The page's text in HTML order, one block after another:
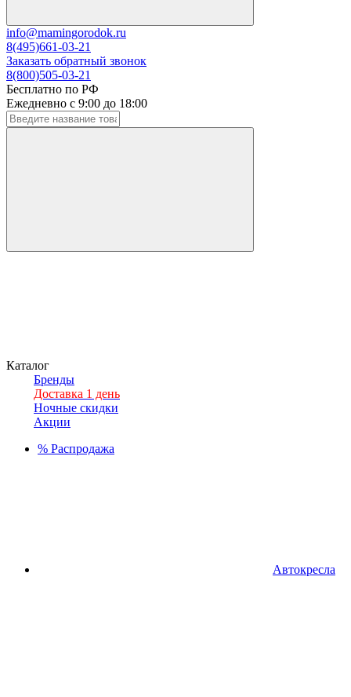
info@mamingorodok.ru
8(495)661-03-21
Заказать обратный звонок
8(800)505-03-21
Бесплатно по РФ
Ежедневно с 9:00 до 18:00
Каталог
Бренды
Доставка 1 день
Ночные скидки
Акции
% Распродажа
Автокресла